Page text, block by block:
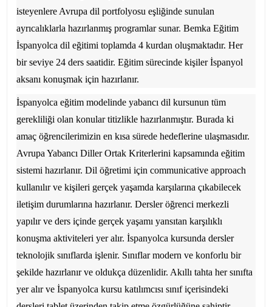
isteyenlere Avrupa dil portfolyosu eşliğinde sunulan
ayrıcalıklarla hazırlanmış programlar sunar.Bemka Eğitim
İspanyolca dil eğitimi toplamda 4 kurdan oluşmaktadır. Her
bir seviye 24 ders saatidir. Eğitim sürecinde kişiler İspanyol
aksanı konuşmak için hazırlanır.
İspanyolca eğitim modelinde yabancı dil kursunun tüm
gerekliliği olan konular titizlikle hazırlanmıştır. Burada ki
amaç öğrencilerimizin en kısa sürede hedeflerine ulaşmasıdır.
Avrupa Yabancı Diller Ortak Kriterlerini kapsamında eğitim
sistemi hazırlanır. Dil öğretimi için communicative approach
kullanılır ve kişileri gerçek yaşamda karşılarına çıkabilecek
iletişim durumlarına hazırlanır. Dersler öğrenci merkezli
yapılır ve ders içinde gerçek yaşamı yansıtan karşılıklı
konuşma aktiviteleri yer alır. İspanyolca kursunda dersler
teknolojik sınıflarda işlenir. Sınıflar modern ve konforlu bir
şekilde hazırlanır ve oldukça düzenlidir. Akıllı tahta her sınıfta
yer alır ve İspanyolca kursu katılımcısı sınıf içerisindeki